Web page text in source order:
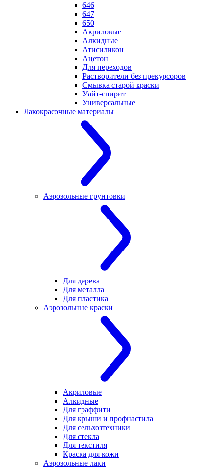
646
647
650
Акриловые
Алкидные
Атисиликон
Ацетон
Для переходов
Растворители без прекурсоров
Смывка старой краски
Уайт-спирит
Универсальные
Лакокрасочные материалы
Аэрозольные грунтовки
Для дерева
Для металла
Для пластика
Аэрозольные краски
Акриловые
Алкидные
Для граффити
Для крыши и профнастила
Для сельхозтехники
Для стекла
Для текстиля
Краска для кожи
Аэрозольные лаки